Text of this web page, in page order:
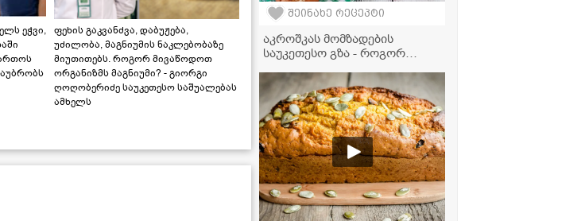
ეჭვი,
ფეხის გაკვანძვა, დაბუჟება,
უძილობა, მაგნიუმის ნაკლებობაზე
მიუთითებს. როგორ მივაწოდოთ
ორგანიზმს მაგნიუმი? - გიორგი
ღოღობერიძე საუკეთესო საშუალებას
ამხელს
შეინახე რეცეპტი
აკროშკას მომზადების
საუკეთესო გზა - როგორ
უფრო გემრიელი?